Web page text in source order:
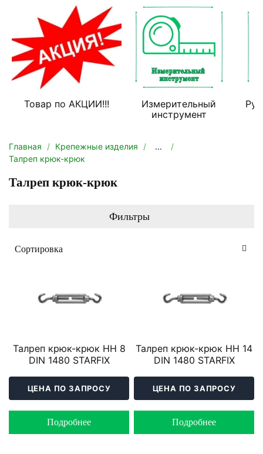
Товар по АКЦИИ!!!
Измерительный
инструмент
Главная Крепежные изделия
...
Талреп крюк-крюк
Талреп крюк-крюк
Фильтры
Талреп крюк-крюк HH 8
DIN 1480 STARFIX
ЦЕНА ПО ЗАПРОСУ
Подробнее
Талреп крюк-крюк HH 14
DIN 1480 STARFIX
ЦЕНА ПО ЗАПРОСУ
Подробнее